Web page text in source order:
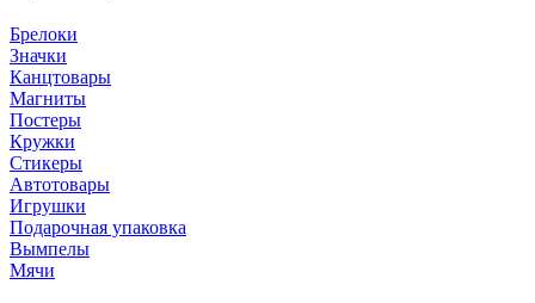
Брелоки
Значки
Канцтовары
Магниты
Постеры
Кружки
Стикеры
Автотовары
Игрушки
Подарочная упаковка
Вымпелы
Мячи